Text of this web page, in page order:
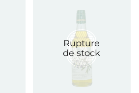
Rupture
de stock